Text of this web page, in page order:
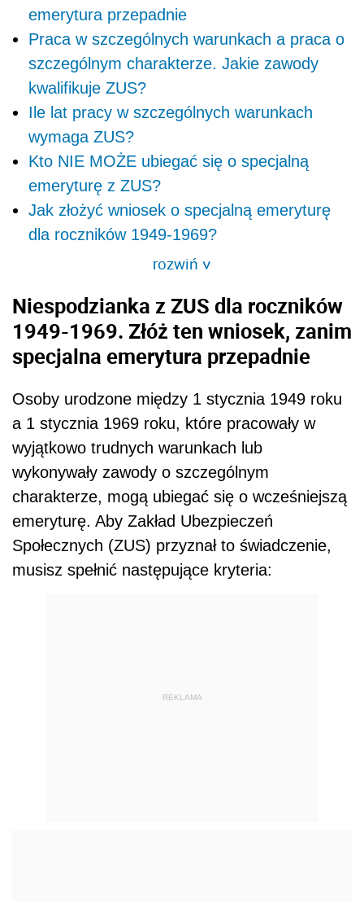
emerytura przepadnie
Praca w szczególnych warunkach a praca o
szczególnym charakterze. Jakie zawody
kwalifikuje ZUS?
Ile lat pracy w szczególnych warunkach
wymaga ZUS?
Kto NIE MOŻE ubiegać się o specjalną
emeryturę z ZUS?
Jak złożyć wniosek o specjalną emeryturę
dla roczników 1949-1969?
rozwiń>
Niespodzianka z ZUS dla roczników
1949-1969. Złóż ten wniosek, zanim
specjalna emerytura przepadnie
Osoby urodzone między 1 stycznia 1949 roku
a 1 stycznia 1969 roku, które pracowały w
wyjątkowo trudnych warunkach lub
wykonywały zawody o szczególnym
charakterze, mogą ubiegać się o wcześniejszą
emeryturę. Aby Zakład Ubezpieczeń
Społecznych (ZUS) przyznał to świadczenie,
musisz spełnić następujące kryteria:
REKLAMA